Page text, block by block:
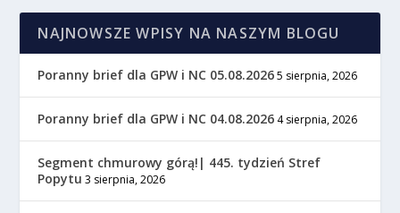
NAJNOWSZE WPISY NA NASZYM BLOGU
Poranny brief dla GPW i NC 05.08.2026 5 sierpnia, 2026
Poranny brief dla GPW i NC 04.08.2026 4 sierpnia, 2026
Segment chmurowy górą!| 445. tydzień Stref
Popytu 3 sierpnia, 2026